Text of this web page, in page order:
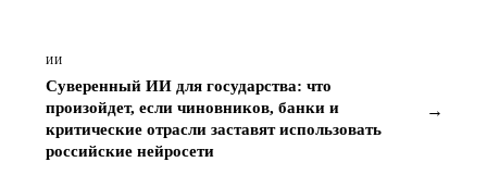
ИИ
Суверенный ИИ для государства: что
произойдет, если чиновников, банки и
критические отрасли заставят использовать